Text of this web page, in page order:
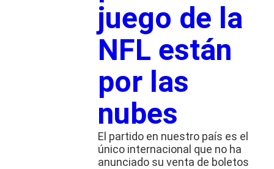
juego de la
NFL están
por las
nubes
El partido en nuestro país es el
único internacional que no ha
anunciado su venta de boletos